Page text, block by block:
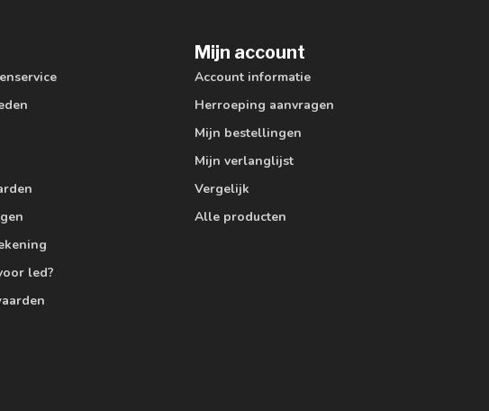
led?
Mijn account
Account informatie
Herroeping aanvragen
Mijn bestellingen
Mijn verlanglijst
Vergelijk
Alle producten